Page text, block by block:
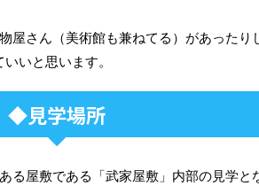
屋さん（美術館も兼ねてる）があったり
いと思います。
◆見学場所
る屋敷である「武家屋敷」内部の見学と